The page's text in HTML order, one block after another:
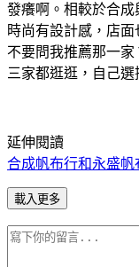
發癢啊。相較於合
時尚有設計感，店
不要問我推薦那一
三家都逛逛，自己選
延伸閱讀
合成帆布行和永盛帆
載入更多